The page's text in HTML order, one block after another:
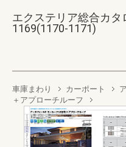
エクステリア総合カタ
1169(1170-1171)
車庫まわり カーポート
＋アプローチルーフ